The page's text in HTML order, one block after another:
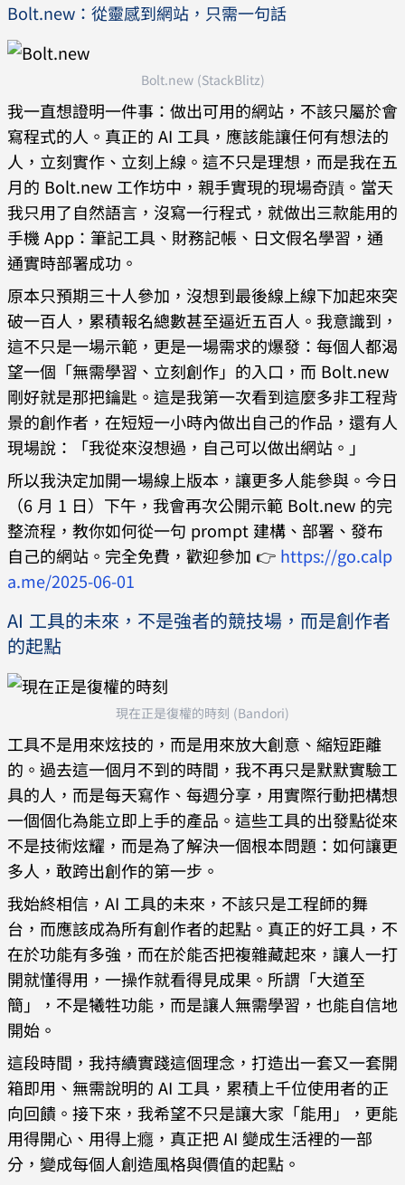
Bolt.new：從靈感到網站，只需一句話
Bolt.new (StackBlitz)
我一直想證明一件事：做出可用的網站，不該只屬於會
寫程式的人。真正的 AI 工具，應該能讓任何有想法的
人，立刻實作、立刻上線。這不只是理想，而是我在五
月的 Bolt.new 工作坊中，親手實現的現場奇蹟。當天
我只用了自然語言，沒寫一行程式，就做出三款能用的
手機 App：筆記工具、財務記帳、日文假名學習，通
通實時部署成功。
原本只預期三十人參加，沒想到最後線上線下加起來突
破一百人，累積報名總數甚至逼近五百人。我意識到，
這不只是一場示範，更是一場需求的爆發：每個人都渴
望一個「無需學習、立刻創作」的入口，而 Bolt.new
剛好就是那把鑰匙。這是我第一次看到這麼多非工程背
景的創作者，在短短一小時內做出自己的作品，還有人
現場說：「我從來沒想過，自己可以做出網站。」
所以我決定加開一場線上版本，讓更多人能參與。今日
（6 月 1 日）下午，我會再次公開示範 Bolt.new 的完
整流程，教你如何從一句 prompt 建構、部署、發布
自己的網站。完全免費，歡迎參加 👉 https://go.calp
a.me/2025-06-01
AI 工具的未來，不是強者的競技場，而是創作者
的起點
現在正是復權的時刻 (Bandori)
工具不是用來炫技的，而是用來放大創意、縮短距離
的。過去這一個月不到的時間，我不再只是默默實驗工
具的人，而是每天寫作、每週分享，用實際行動把構想
一個個化為能立即上手的產品。這些工具的出發點從來
不是技術炫耀，而是為了解決一個根本問題：如何讓更
多人，敢跨出創作的第一步。
我始終相信，AI 工具的未來，不該只是工程師的舞
台，而應該成為所有創作者的起點。真正的好工具，不
在於功能有多強，而在於能否把複雜藏起來，讓人一打
開就懂得用，一操作就看得見成果。所謂「大道至
簡」，不是犧牲功能，而是讓人無需學習，也能自信地
開始。
這段時間，我持續實踐這個理念，打造出一套又一套開
箱即用、無需說明的 AI 工具，累積上千位使用者的正
向回饋。接下來，我希望不只是讓大家「能用」，更能
用得開心、用得上癮，真正把 AI 變成生活裡的一部
分，變成每個人創造風格與價值的起點。